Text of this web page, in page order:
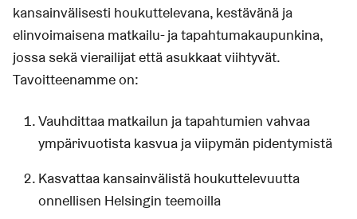
kansainvälisesti houkuttelevana, kestävänä ja
elinvoimaisena matkailu- ja tapahtumakaupunkina,
jossa sekä vierailijat että asukkaat viihtyvät.
Tavoitteenamme on:
Vauhdittaa matkailun ja tapahtumien vahvaa
ympärivuotista kasvua ja viipymän pidentymistä
Kasvattaa kansainvälistä houkuttelevuutta
onnellisen Helsingin teemoilla